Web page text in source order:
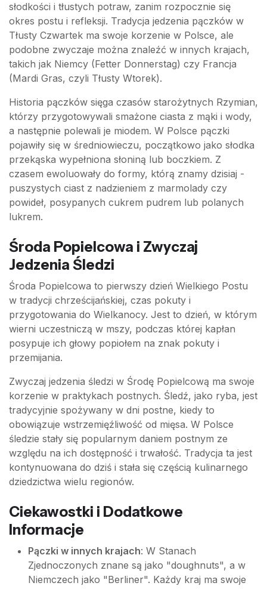
słodkości i tłustych potraw, zanim rozpocznie się
okres postu i refleksji. Tradycja jedzenia pączków w
Tłusty Czwartek ma swoje korzenie w Polsce, ale
podobne zwyczaje można znaleźć w innych krajach,
takich jak Niemcy (Fetter Donnerstag) czy Francja
(Mardi Gras, czyli Tłusty Wtorek).
Historia pączków sięga czasów starożytnych Rzymian,
którzy przygotowywali smażone ciasta z mąki i wody,
a następnie polewali je miodem. W Polsce pączki
pojawiły się w średniowieczu, początkowo jako słodka
przekąska wypełniona słoniną lub boczkiem. Z
czasem ewoluowały do formy, którą znamy dzisiaj -
puszystych ciast z nadzieniem z marmolady czy
powideł, posypanych cukrem pudrem lub polanych
lukrem.
Środa Popielcowa i Zwyczaj
Jedzenia Śledzi
Środa Popielcowa to pierwszy dzień Wielkiego Postu
w tradycji chrześcijańskiej, czas pokuty i
przygotowania do Wielkanocy. Jest to dzień, w którym
wierni uczestniczą w mszy, podczas której kapłan
posypuje ich głowy popiołem na znak pokuty i
przemijania.
Zwyczaj jedzenia śledzi w Środę Popielcową ma swoje
korzenie w praktykach postnych. Śledź, jako ryba, jest
tradycyjnie spożywany w dni postne, kiedy to
obowiązuje wstrzemięźliwość od mięsa. W Polsce
śledzie stały się popularnym daniem postnym ze
względu na ich dostępność i trwałość. Tradycja ta jest
kontynuowana do dziś i stała się częścią kulinarnego
dziedzictwa wielu regionów.
Ciekawostki i Dodatkowe
Informacje
Pączki w innych krajach: W Stanach
Zjednoczonych znane są jako "doughnuts", a w
Niemczech jako "Berliner". Każdy kraj ma swoje